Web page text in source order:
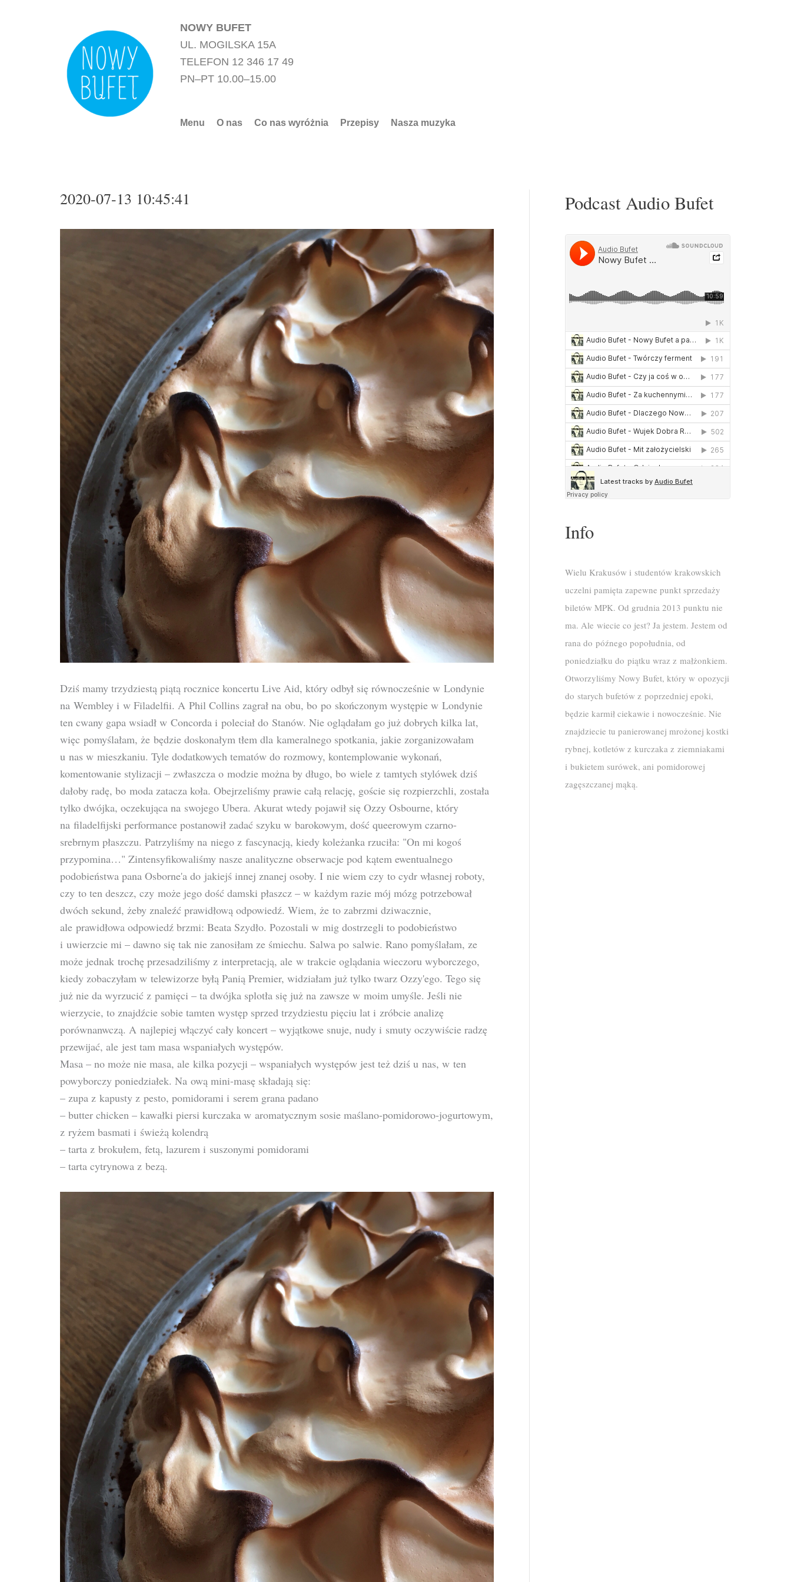
NOWY BUFET
UL. MOGILSKA 15A
TELEFON 12 346 17 49
PN–PT 10.00–15.00
Menu O nas Co nas wyróżnia Przepisy Nasza muzyka
2020-07-13 10:45:41
Dziś mamy trzydziestą piątą rocznice koncertu Live Aid, który odbył się równocześnie w Londynie
na Wembley i w Filadelfii. A Phil Collins zagrał na obu, bo po skończonym występie w Londynie
ten cwany gapa wsiadł w Concorda i poleciał do Stanów. Nie oglądałam go już dobrych kilka lat,
więc pomyślałam, że będzie doskonałym tłem dla kameralnego spotkania, jakie zorganizowałam
u nas w mieszkaniu. Tyle dodatkowych tematów do rozmowy, kontemplowanie wykonań,
komentowanie stylizacji – zwłaszcza o modzie można by długo, bo wiele z tamtych stylówek dziś
dałoby radę, bo moda zatacza koła. Obejrzeliśmy prawie całą relację, goście się rozpierzchli, została
tylko dwójka, oczekująca na swojego Ubera. Akurat wtedy pojawił się Ozzy Osbourne, który
na filadelfijski performance postanowił zadać szyku w barokowym, dość queerowym czarno-
srebrnym płaszczu. Patrzyliśmy na niego z fascynacją, kiedy koleżanka rzuciła: "On mi kogoś
przypomina…" Zintensyfikowaliśmy nasze analityczne obserwacje pod kątem ewentualnego
podobieństwa pana Osborne'a do jakiejś innej znanej osoby. I nie wiem czy to cydr własnej roboty,
czy to ten deszcz, czy może jego dość damski płaszcz – w każdym razie mój mózg potrzebował
dwóch sekund, żeby znaleźć prawidłową odpowiedź. Wiem, że to zabrzmi dziwacznie,
ale prawidłowa odpowiedź brzmi: Beata Szydło. Pozostali w mig dostrzegli to podobieństwo
i uwierzcie mi – dawno się tak nie zanosiłam ze śmiechu. Salwa po salwie. Rano pomyślałam, ze
może jednak trochę przesadziliśmy z interpretacją, ale w trakcie oglądania wieczoru wyborczego,
kiedy zobaczyłam w telewizorze byłą Panią Premier, widziałam już tylko twarz Ozzy'ego. Tego się
już nie da wyrzucić z pamięci – ta dwójka splotła się już na zawsze w moim umyśle. Jeśli nie
wierzycie, to znajdźcie sobie tamten występ sprzed trzydziestu pięciu lat i zróbcie analizę
porównanwczą. A najlepiej włączyć cały koncert – wyjątkowe snuje, nudy i smuty oczywiście radzę
przewijać, ale jest tam masa wspaniałych występów.
Masa – no może nie masa, ale kilka pozycji – wspaniałych występów jest też dziś u nas, w ten
powyborczy poniedziałek. Na ową mini-masę składają się:
– zupa z kapusty z pesto, pomidorami i serem grana padano
– butter chicken – kawałki piersi kurczaka w aromatycznym sosie maślano-pomidorowo-jogurtowym,
z ryżem basmati i świeżą kolendrą
– tarta z brokułem, fetą, lazurem i suszonymi pomidorami
– tarta cytrynowa z bezą.
Podcast Audio Bufet
Info
Wielu Krakusów i studentów krakowskich
uczelni pamięta zapewne punkt sprzedaży
biletów MPK. Od grudnia 2013 punktu nie
ma. Ale wiecie co jest? Ja jestem. Jestem od
rana do późnego popołudnia, od
poniedziałku do piątku wraz z małżonkiem.
Otworzyliśmy Nowy Bufet, który w opozycji
do starych bufetów z poprzedniej epoki,
będzie karmił ciekawie i nowocześnie. Nie
znajdziecie tu panierowanej mrożonej kostki
rybnej, kotletów z kurczaka z ziemniakami
i bukietem surówek, ani pomidorowej
zagęszczanej mąką.